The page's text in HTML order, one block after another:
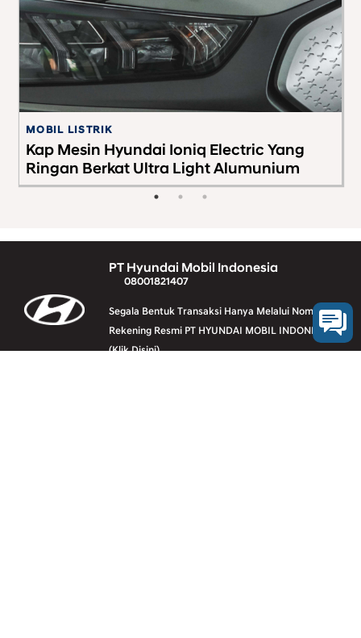
MOBIL LISTRIK
Kap Mesin Hyundai Ioniq Electric Yang
Ringan Berkat Ultra Light Alumunium
PT Hyundai Mobil Indonesia
08001821407
Segala Bentuk Transaksi Hanya Melalui Nomer
Rekening Resmi PT HYUNDAI MOBIL INDONESIA
(Klik Disini)